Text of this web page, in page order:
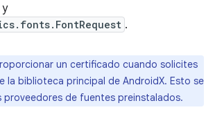
y
.
un certificado cuando solicites
la biblioteca principal de AndroidX. Esto se
proveedores de fuentes preinstalados.